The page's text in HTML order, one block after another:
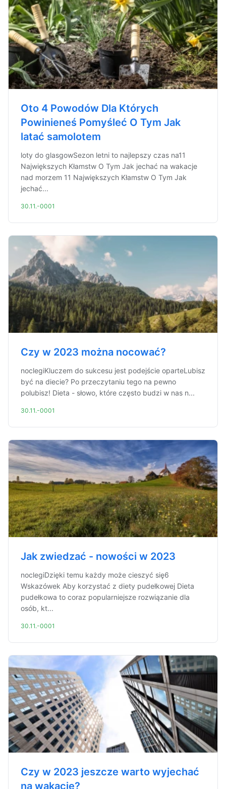
Oto 4 Powodów Dla Których
Powinieneś Pomyśleć O Tym Jak
latać samolotem
loty do glasgowSezon letni to najlepszy czas na11
Największych Kłamstw O Tym Jak jechać na wakacje
nad morzem 11 Największych Kłamstw O Tym Jak
jechać...
30.11.-0001
Czy w 2023 można nocować?
noclegiKluczem do sukcesu jest podejście oparteLubisz
być na diecie? Po przeczytaniu tego na pewno
polubisz! Dieta - słowo, które często budzi w nas n...
30.11.-0001
Jak zwiedzać - nowości w 2023
noclegiDzięki temu każdy może cieszyć się6
Wskazówek Aby korzystać z diety pudełkowej Dieta
pudełkowa to coraz popularniejsze rozwiązanie dla
osób, kt...
30.11.-0001
Czy w 2023 jeszcze warto wyjechać
na wakacje?